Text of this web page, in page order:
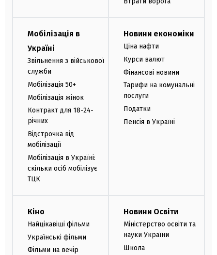
Мобілізація в
Україні
Звільнення з військової
служби
Мобілізація 50+
Мобілізація жінок
Контракт для 18-24-
річних
Відстрочка від
мобілізації
Мобілізація в Україні:
скільки осіб мобілізує
ТЦК
Новини економіки
Ціна нафти
Курси валют
Фінансові новини
Тарифи на комунальні
послуги
Податки
Пенсія в Україні
Кіно
Найцікавіші фільми
Українські фільми
Фільми на вечір
Новини Освіти
Міністерство освіти та
науки України
Школа